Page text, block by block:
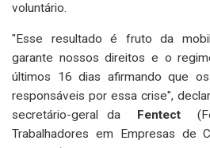
voluntário.
"Esse resultado é fruto da
garante nossos direitos e o
últimos 16 dias afirmando que
responsáveis ​​por essa crise",
secretário-geral da Fentect
Trabalhadores em Empresas de